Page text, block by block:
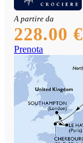
A partire da
228.00 €
Prenota